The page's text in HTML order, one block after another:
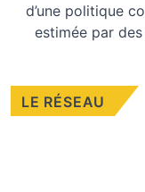
d’une politique
estimée par
LE RÉSEAU